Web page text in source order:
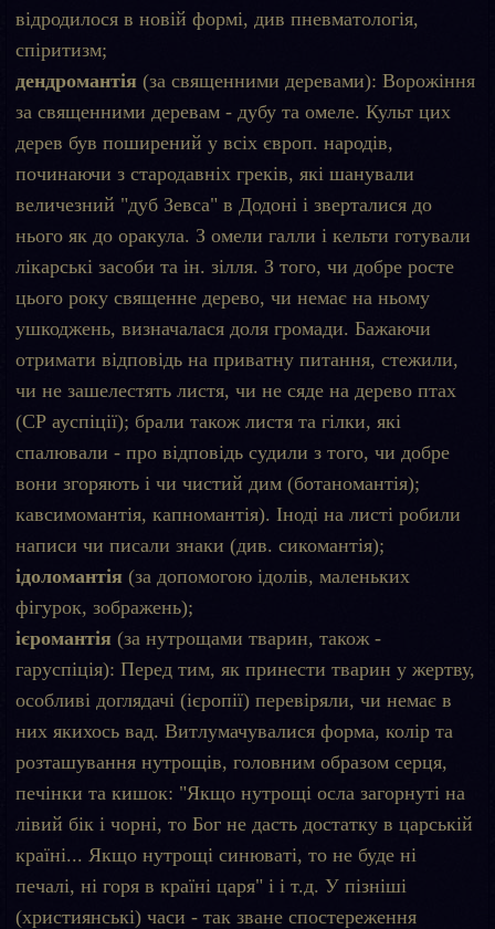
відродилося в новій формі, див пневматологія,
спіритизм;
дендромантія (за священними деревами): Ворожіння
за священними деревам - дубу та омеле. Культ цих
дерев був поширений у всіх європ. народів,
починаючи з стародавніх греків, які шанували
величезний "дуб Зевса" в Додоні і зверталися до
нього як до оракула. З омели галли і кельти готували
лікарські засоби та ін. зілля. З того, чи добре росте
цього року священне дерево, чи немає на ньому
ушкоджень, визначалася доля громади. Бажаючи
отримати відповідь на приватну питання, стежили,
чи не зашелестять листя, чи не сяде на дерево птах
(СР ауспіції); брали також листя та гілки, які
спалювали - про відповідь судили з того, чи добре
вони згоряють і чи чистий дим (ботаномантія);
кавсимомантія, капномантія). Іноді на листі робили
написи чи писали знаки (див. сикомантія);
ідоломантія (за допомогою ідолів, маленьких
фігурок, зображень);
ієромантія (за нутрощами тварин, також -
гаруспіція): Перед тим, як принести тварин у жертву,
особливі доглядачі (ієропії) перевіряли, чи немає в
них якихось вад. Витлумачувалися форма, колір та
розташування нутрощів, головним образом серця,
печінки та кишок: "Якщо нутрощі осла загорнуті на
лівий бік і чорні, то Бог не дасть достатку в царській
країні... Якщо нутрощі синюваті, то не буде ні
печалі, ні горя в країні царя" і і т.д. У пізніші
(християнські) часи - так зване спостереження